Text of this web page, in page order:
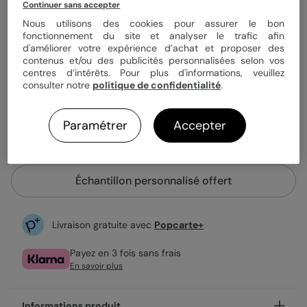
0,99 €
Enveloppe blanche offerte
Fabrication française
Expédition rapide en 24h
Personnaliser
Échantillon personnalisé offert
Livraison gratuite avec Popcarte+
Payez en 3 fois sans frais
En savoir plus
Continuer sans accepter
Nous utilisons des cookies pour assurer le bon
fonctionnement du site et analyser le trafic afin
d'améliorer votre expérience d’achat et proposer des
contenus et/ou des publicités personnalisées selon vos
centres d’intérêts. Pour plus d'informations, veuillez
consulter notre politique de confidentialité.
Paramétrer Accepter